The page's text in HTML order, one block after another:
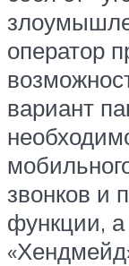
оператор
вариант
звонков и
функции,